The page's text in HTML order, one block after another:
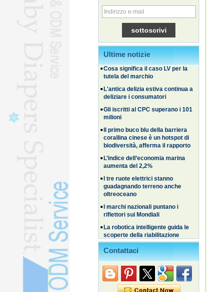
Ultime notizie
guadagnano terreno in Corea del
Sud
I viaggi familiari ed esperienziali
alimentano l’ondata di viaggi
estivi
Cosa significa il caso LV per la
tutela del marchio
L'antica delizia estiva continua a
deliziare i consumatori
Gli iscritti al CPC superano i 101
milioni
Il primo buco blu della barriera
corallina cinese è un hotspot di
biodiversità, afferma il rapporto
L’indice dell’economia marina
aumenta del 2,2%
I tre ruote elettrici stanno
guadagnando terreno anche
oltreoceano
I marchi nazionali puntano i
riflettori sui Mondiali
La robotica intelligente guida le
scoperte della riabilitazione
I veicoli elettrici cinesi
Sud
I viaggi familiari ed esperienziali
alimentano l’ondata di viaggi
estivi
Contattaci